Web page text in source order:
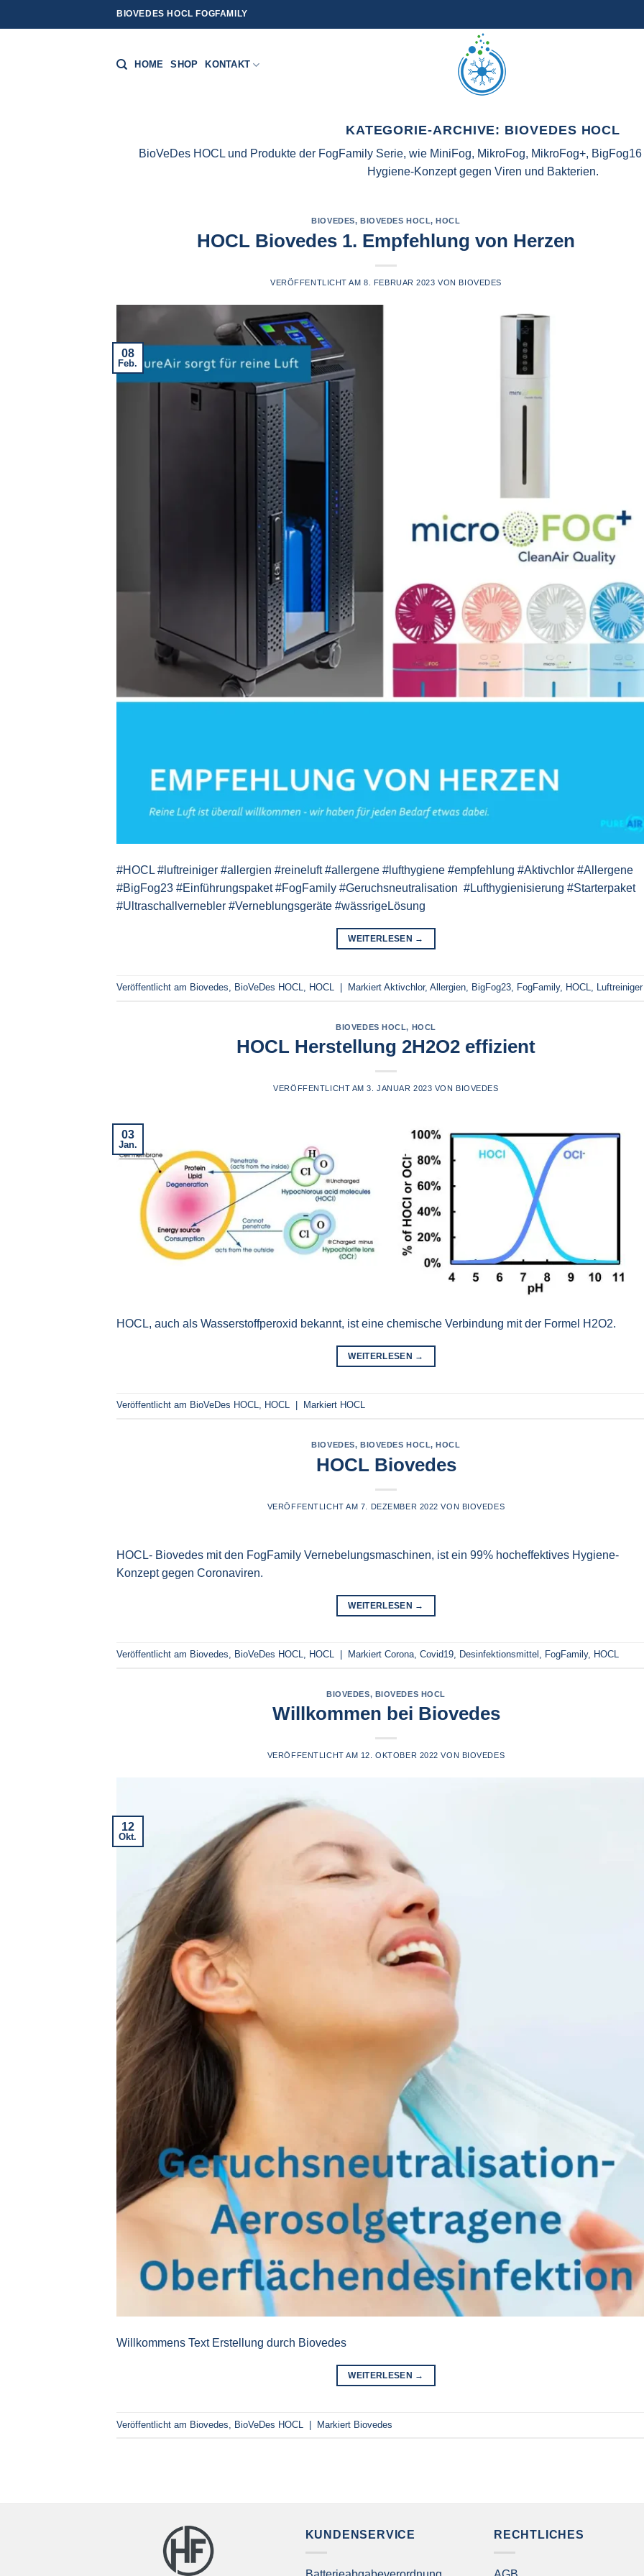
Inhalt
BIOVEDES HOCL FOGFAMILY
HOME SHOP KONTAKT
KATEGORIE-ARCHIVE: BIOVEDES HOCL
BioVeDes HOCL und Produkte der FogFamily Serie, wie MiniFog, MikroFog, MikroFog+,
Hygiene-Konzept gegen Viren und Bakterien.
BIOVEDES, BIOVEDES HOCL,HOCL
HOCL Biovedes 1. Empfehlung von Herzen
VERÖFFENTLICHT AM8. FEBRUAR 2023 VON BIOVEDES
08
Feb.
#HOCL #luftreiniger #allergien #reineluft #allergene #lufthygiene #empfehlung #Aktivchlor #Allergene
#BigFog23 #Einführungspaket #FogFamily #Geruchsneutralisation #Lufthygienisierung #Starterpaket
#Ultraschallvernebler #Verneblungsgeräte #wässrigeLösung
WEITERLESEN →
Veröffentlicht am Biovedes BioVeDes HOCL HOCL Markiert Aktivchlor, Allergien BigFog23 FogFamily, HOCL Luftreiniger
BIOVEDES HOCL, HOCL
HOCL Herstellung 2H2O2 effizient
VERÖFFENTLICHT AM3. JANUAR 2023 VON BIOVEDES
03
Jan.
HOCL, auch als Wasserstoffperoxid bekannt, ist eine chemische Verbindung mit der Formel H2O2.
WEITERLESEN →
Veröffentlicht am BioVeDes HOCL, HOCL Markiert HOCL
BIOVEDES, BIOVEDES HOCL,HOCL
HOCL Biovedes
VERÖFFENTLICHT AM 7. DEZEMBER 2022 VON BIOVEDES
HOCL- Biovedes mit den FogFamily Vernebelungsmaschinen, ist ein 99% hocheffektives Hygiene-
Konzept gegen Coronaviren.
WEITERLESEN →
Veröffentlicht am Biovedes BioVeDes HOCL HOCL Markiert Corona Covid19 Desinfektionsmittel FogFamily, HOCL
BIOVEDES, BIOVEDES HOCL
Willkommen bei Biovedes
VERÖFFENTLICHT AM 12. OKTOBER 2022 VON BIOVEDES
12
Okt.
Willkommens Text Erstellung durch Biovedes
WEITERLESEN →
Veröffentlicht am Biovedes BioVeDes HOCL | Markiert Biovedes
KUNDENSERVICE RECHTLICHES